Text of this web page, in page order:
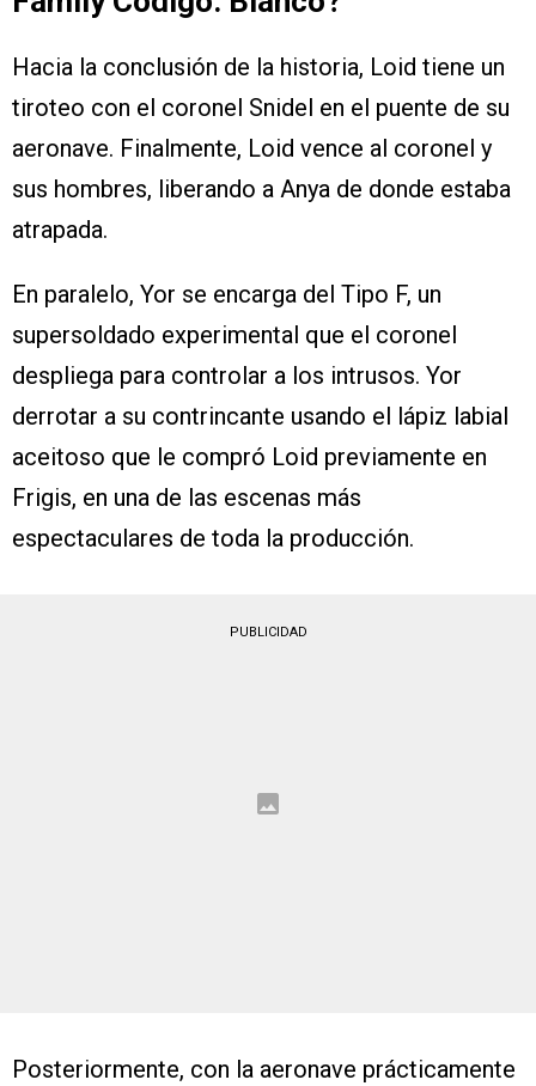
Hacia la conclusión de la historia, Loid tiene un
tiroteo con el coronel Snidel en el puente de su
aeronave. Finalmente, Loid vence al coronel y
sus hombres, liberando a Anya de donde estaba
atrapada.
En paralelo, Yor se encarga del Tipo F, un
supersoldado experimental que el coronel
despliega para controlar a los intrusos. Yor
derrotar a su contrincante usando el lápiz labial
aceitoso que le compró Loid previamente en
Frigis, en una de las escenas más
espectaculares de toda la producción.
PUBLICIDAD
Posteriormente, con la aeronave prácticamente